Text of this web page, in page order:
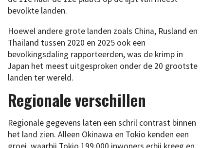
bevolkte landen.
Hoewel andere grote landen zoals China, Rusland en
Thailand tussen 2020 en 2025 ook een
bevolkingsdaling rapporteerden, was de krimp in
Japan het meest uitgesproken onder de 20 grootste
landen ter wereld.
Regionale verschillen
Regionale gegevens laten een schril contrast binnen
het land zien. Alleen Okinawa en Tokio kenden een